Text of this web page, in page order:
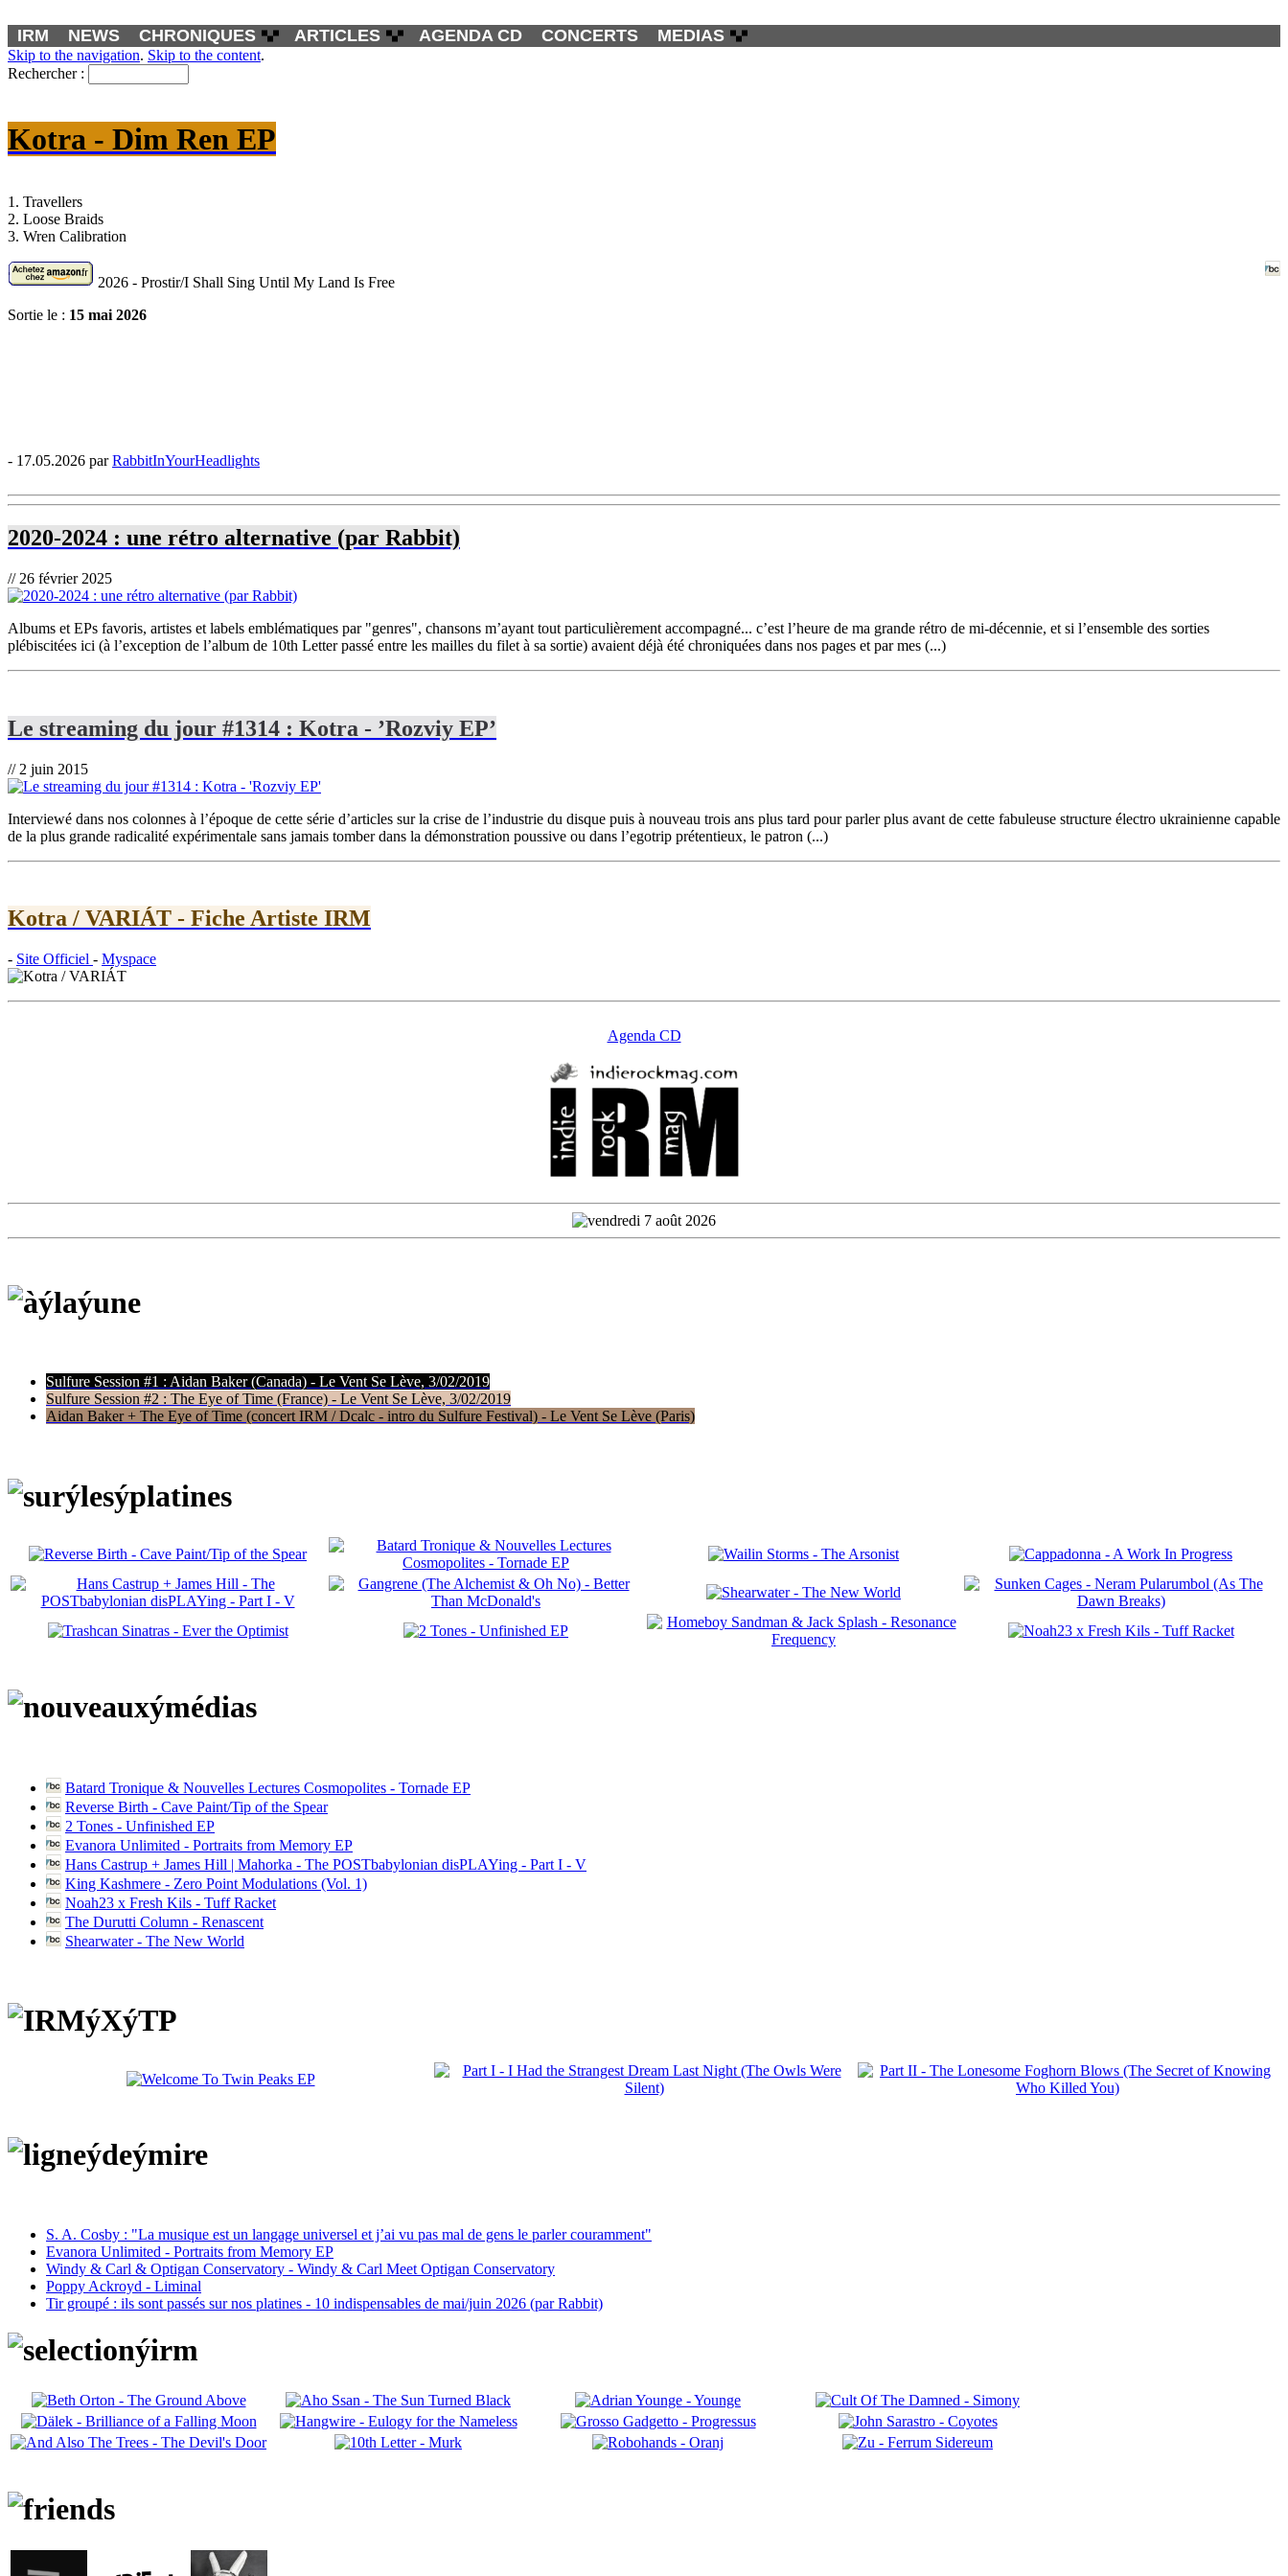
IRM NEWS CHRONIQUES ARTICLES AGENDA CD CONCERTS MEDIAS
Skip to the navigation. Skip to the content.
Rechercher :
Kotra - Dim Ren EP
1. Travellers
2. Loose Braids
3. Wren Calibration
2026 - Prostir/I Shall Sing Until My Land Is Free
Sortie le : 15 mai 2026
- 17.05.2026 parRabbitInYourHeadlights
2020-2024 : une rétro alternative (par Rabbit)
// 26 février 2025
Albums et EPs favoris, artistes et labels emblématiques par "genres", chansons m’ayant tout particulièrement accompagné... c’est l’heure de ma grande rétro de mi-décennie, et si l’ensemble des sorties
plébiscitées ici (à l’exception de l’album de 10th Letter passé entre les mailles du filet à sa sortie) avaient déjà été chroniquées dans nos pages et par mes (...)
Le streaming du jour #1314 : Kotra - ’Rozviy EP’
// 2 juin 2015
Interviewé dans nos colonnes à l’époque de cette série d’articles sur la crise de l’industrie du disque puis à nouveau trois ans plus tard pour parler plus avant de cette fabuleuse structure électro ukrainienne capable
de la plus grande radicalité expérimentale sans jamais tomber dans la démonstration poussive ou dans l’egotrip prétentieux, le patron (...)
Kotra / VARIÁT - Fiche Artiste IRM
- Site Officiel - Myspace
Agenda CD
Sulfure Session #1 : Aidan Baker (Canada) - Le Vent Se Lève, 3/02/2019
Sulfure Session #2 : The Eye of Time (France) - Le Vent Se Lève, 3/02/2019
Aidan Baker + The Eye of Time (concert IRM / Dcalc - intro du Sulfure Festival) - Le Vent Se Lève (Paris)
Batard Tronique & Nouvelles Lectures Cosmopolites - Tornade EP
Reverse Birth - Cave Paint/Tip of the Spear
2 Tones - Unfinished EP
Evanora Unlimited - Portraits from Memory EP
Hans Castrup + James Hill | Mahorka - The POSTbabylonian disPLAYing - Part I - V
King Kashmere - Zero Point Modulations (Vol. 1)
Noah23 x Fresh Kils - Tuff Racket
The Durutti Column - Renascent
Shearwater - The New World
S. A. Cosby : "La musique est un langage universel et j’ai vu pas mal de gens le parler couramment"
Evanora Unlimited - Portraits from Memory EP
Windy & Carl & Optigan Conservatory - Windy & Carl Meet Optigan Conservatory
Poppy Ackroyd - Liminal
Tir groupé : ils sont passés sur nos platines - 10 indispensables de mai/juin 2026 (par Rabbit)